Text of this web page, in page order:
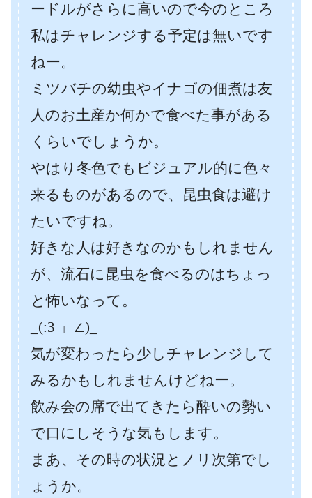
ードルがさらに高いので今のところ
私はチャレンジする予定は無いです
ねー。
ミツバチの幼虫やイナゴの佃煮は友
人のお土産か何かで食べた事がある
くらいでしょうか。
やはり冬色でもビジュアル的に色々
来るものがあるので、昆虫食は避け
たいですね。
好きな人は好きなのかもしれません
が、流石に昆虫を食べるのはちょっ
と怖いなって。
_(:3 」∠)_
気が変わったら少しチャレンジして
みるかもしれませんけどねー。
飲み会の席で出てきたら酔いの勢い
で口にしそうな気もします。
まあ、その時の状況とノリ次第でし
ょうか。